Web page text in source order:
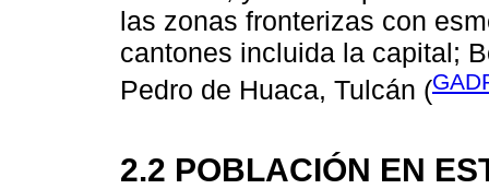
las zonas fronterizas con
cantones incluida la capital;
Pedro de Huaca, Tulcán (
2.2 POBLACIÓN EN